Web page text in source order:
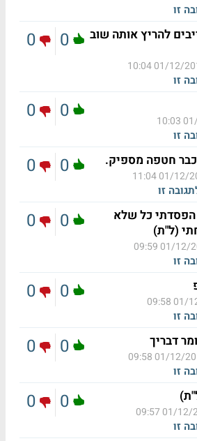
זו
להריץ אותה שוב
01/12/2011
זו
0
0
01/
זו
0
0
חטפה מספיק.
01/12/2011
זו
0
0
הפסדתי כל שלא
(ל"ת)
01/12/2011
זו
0
0
01/12/
זו
0
0
דבריך
01/12/2011
זו
0
0
01/12/
זו
0
0